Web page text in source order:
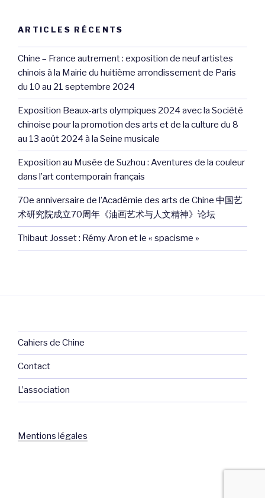
ARTICLES RÉCENTS
Chine – France autrement : exposition de neuf artistes
chinois à la Mairie du huitième arrondissement de Paris
du 10 au 21 septembre 2024
Exposition Beaux-arts olympiques 2024 avec la Société
chinoise pour la promotion des arts et de la culture du 8
au 13 août 2024 à la Seine musicale
Exposition au Musée de Suzhou : Aventures de la couleur
dans l’art contemporain français
70e anniversaire de l’Académie des arts de Chine 中国艺
术研究院成立70周年《油画艺术与人文精神》论坛
Thibaut Josset : Rémy Aron et le « spacisme »
Cahiers de Chine
Contact
L’association
Mentions légales